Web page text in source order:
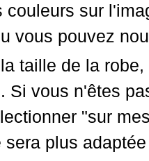
couleurs sur
vous pouvez
taille de la
Si vous n'êtes
"sur
sera plus